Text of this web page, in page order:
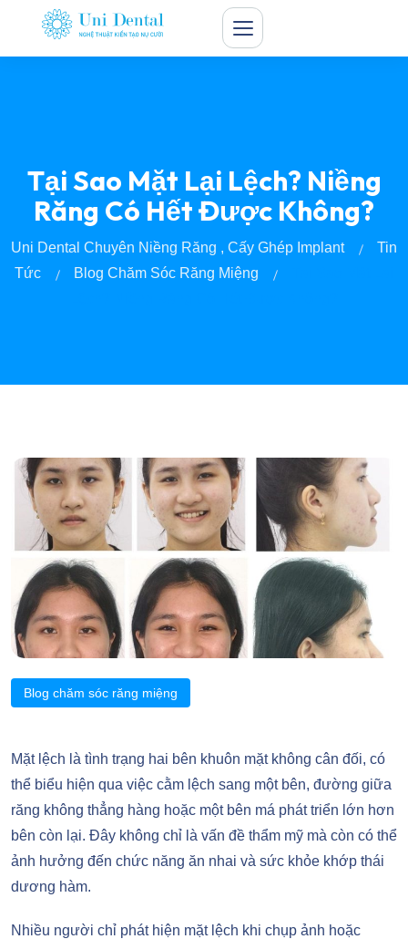
Tại Sao Mặt Lại Lệch? Niềng
Răng Có Hết Được Không?
Uni Dental Chuyên Niềng Răng , Cấy Ghép Implant
Tin
Tức
Blog Chăm Sóc Răng Miệng
Blog chăm sóc răng miệng
Mặt lệch là tình trạng hai bên khuôn mặt không cân đối, có
thể biểu hiện qua việc cằm lệch sang một bên, đường giữa
răng không thẳng hàng hoặc một bên má phát triển lớn hơn
bên còn lại. Đây không chỉ là vấn đề thẩm mỹ mà còn có thể
ảnh hưởng đến chức năng ăn nhai và sức khỏe khớp thái
dương hàm.
Nhiều người chỉ phát hiện mặt lệch khi chụp ảnh hoặc